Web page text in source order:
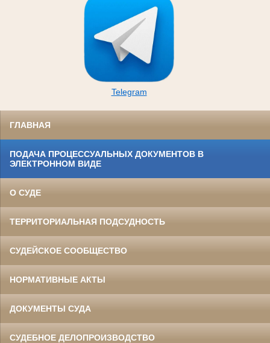
Telegram
ГЛАВНАЯ
ПОДАЧА ПРОЦЕССУАЛЬНЫХ ДОКУМЕНТОВ В
ЭЛЕКТРОННОМ ВИДЕ
О СУДЕ
ТЕРРИТОРИАЛЬНАЯ ПОДСУДНОСТЬ
СУДЕЙСКОЕ СООБЩЕСТВО
НОРМАТИВНЫЕ АКТЫ
ДОКУМЕНТЫ СУДА
СУДЕБНОЕ ДЕЛОПРОИЗВОДСТВО